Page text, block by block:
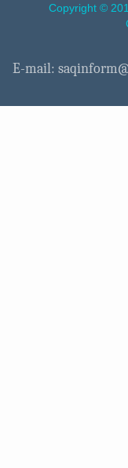
Copyright ©
E-mail: